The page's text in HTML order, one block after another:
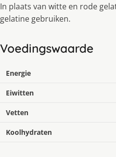
In plaats van witte en rode
gelatine gebruiken.
Voedingswaarde
Energie
Eiwitten
Vetten
Koolhydraten